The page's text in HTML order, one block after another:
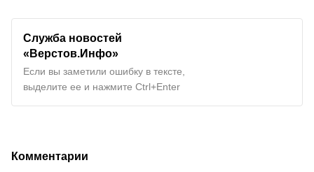
Служба новостей
«Верстов.Инфо»
Если вы заметили ошибку в тексте,
выделите ее и нажмите Ctrl+Enter
Комментарии